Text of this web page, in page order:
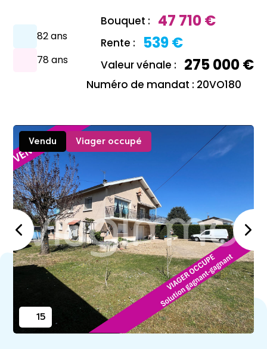
82 ans
78 ans
Bouquet : 47 710 €
Rente : 539 €
Valeur vénale : 275 000 €
Numéro de mandat : 20VO180
Vendu Viager occupé
15